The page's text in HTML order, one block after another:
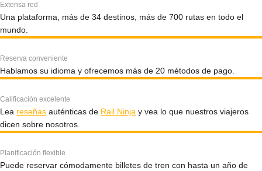
Extensa red
Una plataforma, más de 34 destinos, más de 700 rutas en todo el
mundo.
Reserva conveniente
Hablamos su idioma y ofrecemos más de 20 métodos de pago.
Calificación excelente
Lea reseñas auténticas de Rail Ninja y vea lo que nuestros viajeros
dicen sobre nosotros.
Planificación flexible
Puede reservar cómodamente billetes de tren con hasta un año de